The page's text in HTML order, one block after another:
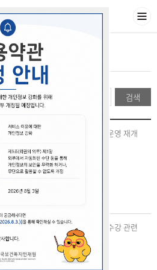
공지사항
검색
설 인권교육(이러닝)Ⅵ(6) 과정 운영 재개
설 인권교육(이러닝)Ⅵ(6) 과정 수강 관련